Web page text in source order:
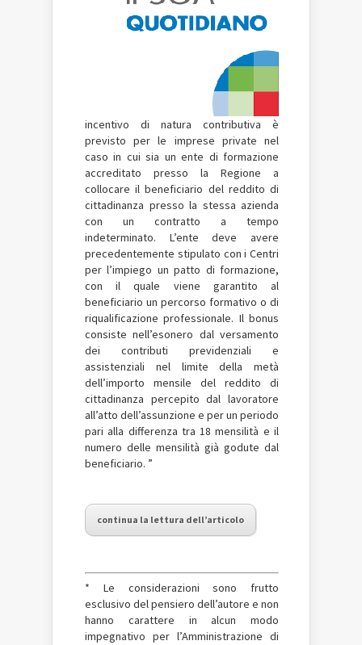
incentivo di natura contributiva è
previsto per le imprese private nel
caso in cui sia un ente di formazione
accreditato presso la Regione a
collocare il beneficiario del reddito di
cittadinanza presso la stessa azienda
con un contratto a tempo
indeterminato. L’ente deve avere
precedentemente stipulato con i Centri
per l’impiego un patto di formazione,
con il quale viene garantito al
beneficiario un percorso formativo o di
riqualificazione professionale. Il bonus
consiste nell’esonero dal versamento
dei contributi previdenziali e
assistenziali nel limite della metà
dell’importo mensile del reddito di
cittadinanza percepito dal lavoratore
all’atto dell’assunzione e per un periodo
pari alla differenza tra 18 mensilità e il
numero delle mensilità già godute dal
beneficiario. ”
continua la lettura dell’articolo
* Le considerazioni sono frutto
esclusivo del pensiero dell’autore e non
hanno carattere in alcun modo
impegnativo per l’Amministrazione di